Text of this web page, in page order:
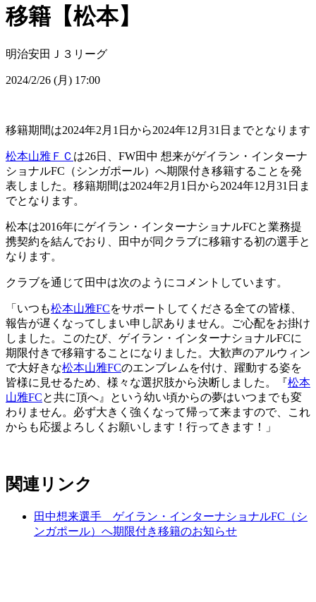
移籍【松本】
明治安田Ｊ３リーグ
2024/2/26 (月) 17:00
移籍期間は2024年2月1日から2024年12月31日までとなります
松本山雅ＦＣ は26日、FW田中 想来がゲイラン・インターナ
ショナルFC（シンガポール）へ期限付き移籍することを発
表しました。移籍期間は2024年2月1日から2024年12月31日ま
でとなります。
松本は2016年にゲイラン・インターナショナルFCと業務提
携契約を結んでおり、田中が同クラブに移籍する初の選手と
なります。
クラブを通じて田中は次のようにコメントしています。
「いつも松本山雅FCをサポートしてくださる全ての皆様、
報告が遅くなってしまい申し訳ありません。ご心配をお掛け
しました。このたび、ゲイラン・インターナショナルFCに
期限付きで移籍することになりました。大歓声のアルウィン
で大好きな松本山雅FCのエンブレムを付け、躍動する姿を
皆様に見せるため、様々な選択肢から決断しました。『松本
山雅FCと共に頂へ』という幼い頃からの夢はいつまでも変
わりません。必ず大きく強くなって帰って来ますので、これ
からも応援よろしくお願いします！行ってきます！」
関連リンク
田中想来選手 ゲイラン・インターナショナルFC（シ
ンガポール）へ期限付き移籍のお知らせ